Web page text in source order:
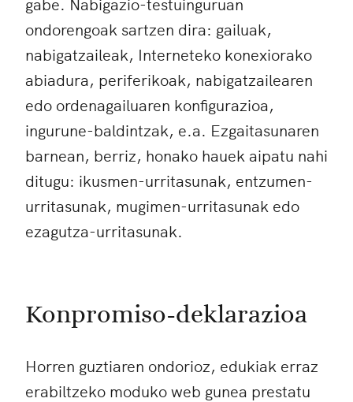
ondorengoak sartzen dira: gailuak,
nabigatzaileak, Interneteko konexiorako
abiadura, periferikoak, nabigatzailearen
edo ordenagailuaren konfigurazioa,
ingurune-baldintzak, e.a. Ezgaitasunaren
barnean, berriz, honako hauek aipatu nahi
ditugu: ikusmen-urritasunak, entzumen-
urritasunak, mugimen-urritasunak edo
ezagutza-urritasunak.
Konpromiso-deklarazioa
Horren guztiaren ondorioz, edukiak erraz
erabiltzeko moduko web gunea prestatu